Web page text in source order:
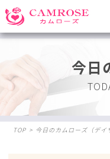
今日
TOP > 今日のカムローズ（デイ